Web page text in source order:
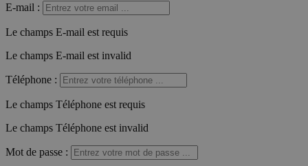
E-mail :
Le champs E-mail est requis
Le champs E-mail est invalid
Téléphone :
Le champs Téléphone est requis
Le champs Téléphone est invalid
Mot de passe :